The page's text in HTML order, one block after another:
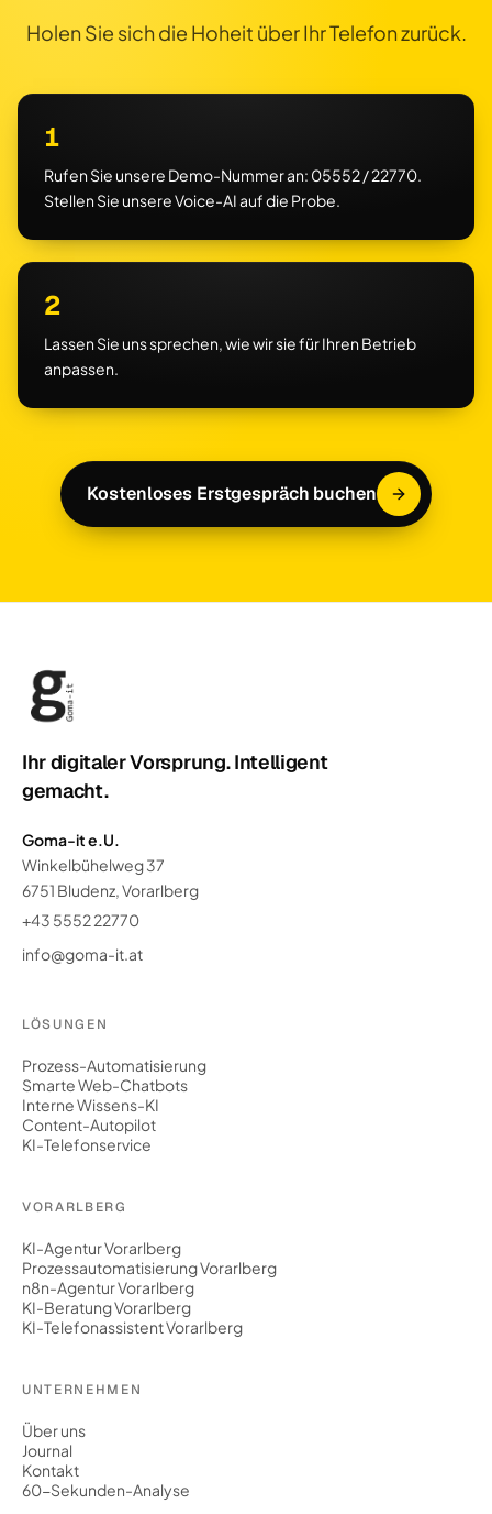
Holen Sie sich die Hoheit über Ihr Telefon zurück.
1
Rufen Sie unsere Demo-Nummer an: 05552 / 22770.
Stellen Sie unsere Voice-AI auf die Probe.
2
Lassen Sie uns sprechen, wie wir sie für Ihren Betrieb
anpassen.
Kostenloses Erstgespräch buchen
Ihr digitaler Vorsprung. Intelligent
gemacht.
Goma-it e.U.
Winkelbühelweg 37
6751 Bludenz, Vorarlberg
+43 5552 22770
info@goma-it.at
LÖSUNGEN
Prozess-Automatisierung
Smarte Web-Chatbots
Interne Wissens-KI
Content-Autopilot
KI-Telefonservice
VORARLBERG
KI-Agentur Vorarlberg
Prozessautomatisierung Vorarlberg
n8n-Agentur Vorarlberg
KI-Beratung Vorarlberg
KI-Telefonassistent Vorarlberg
UNTERNEHMEN
Über uns
Journal
Kontakt
60-Sekunden-Analyse